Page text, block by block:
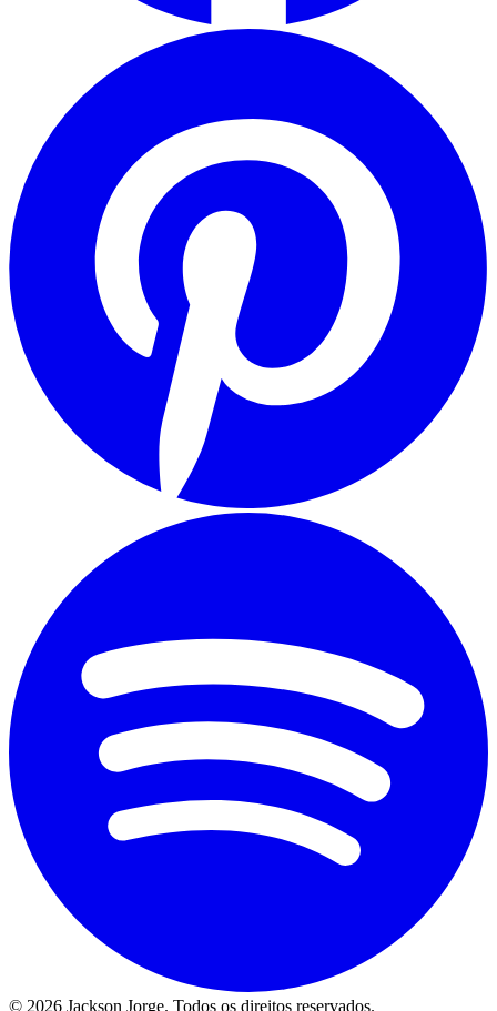
© 2026 Jackson Jorge. Todos os direitos reservados.